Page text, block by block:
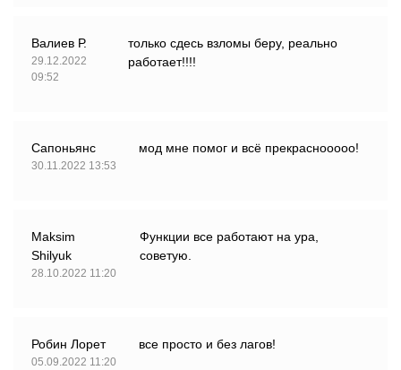
Валиев Р.
29.12.2022
09:52
только сдесь взломы беру, реально
работает!!!!
Сапоньянс
30.11.2022 13:53
мод мне помог и всё прекраснооооо!
Maksim
Shilyuk
28.10.2022 11:20
Функции все работают на ура,
советую.
Робин Лорет
05.09.2022 11:20
все просто и без лагов!